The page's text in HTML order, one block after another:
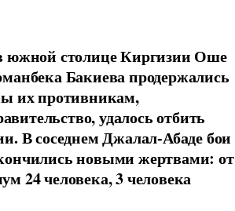
южной столице Киргизии Оше
Бакиева продержались
их противникам,
удалось отбить
В соседнем Джалал-Абаде бои
новыми жертвами: от
24 человека, 3 человека